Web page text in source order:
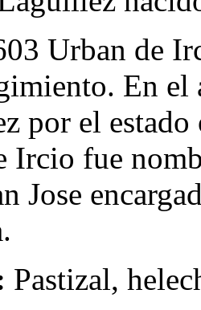
Urban de
En el
por el
Ircio fue
Jose
Pastizal,